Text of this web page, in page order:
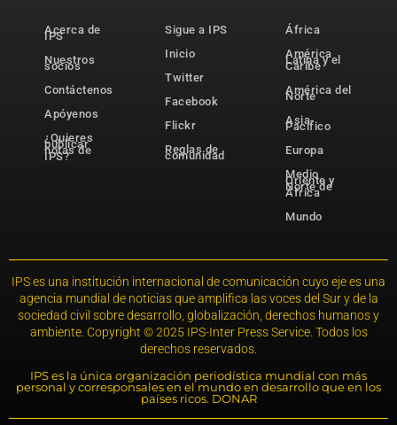
Acerca de
IPS
Nuestros
socios
Contáctenos
Apóyenos
¿Quieres
publicar
notas de
IPS?
Sigue a IPS
Inicio
Twitter
Facebook
Flickr
Reglas de
comunidad
África
América
Latina y el
Caribe
América del
Norte
Asia-
Pacífico
Europa
Medio
Oriente y
Norte de
África
Mundo
IPS es una institución internacional de comunicación cuyo eje es una
agencia mundial de noticias que amplifica las voces del Sur y de la
sociedad civil sobre desarrollo, globalización, derechos humanos y
ambiente. Copyright © 2025 IPS-Inter Press Service. Todos los
derechos reservados.
IPS es la única organización periodística mundial con más
personal y corresponsales en el mundo en desarrollo que en los
países ricos. DONAR